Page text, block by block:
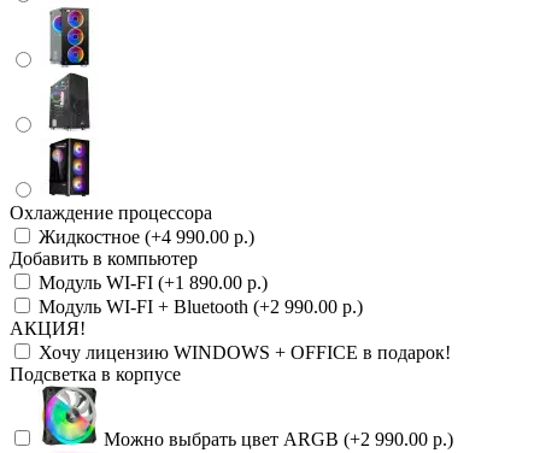
Охлаждение процессора
Жидкостное (+4 990.00 р.)
Добавить в компьютер
Модуль WI-FI (+1 890.00 р.)
Модуль WI-FI + Bluetooth (+2 990.00 р.)
АКЦИЯ!
Хочу лицензию WINDOWS + OFFICE в подарок!
Подсветка в корпусе
Можно выбрать цвет ARGB (+2 990.00 р.)